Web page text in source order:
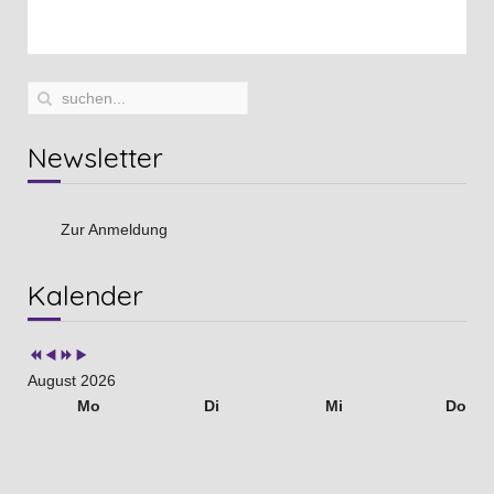
Newsletter
Zur Anmeldung
Kalender
Vorheriges
Jahr
Vorheriger
Monat
Nächstes
Jahr
Nächstes
Monat
August 2026
Mo
Di Mi Do